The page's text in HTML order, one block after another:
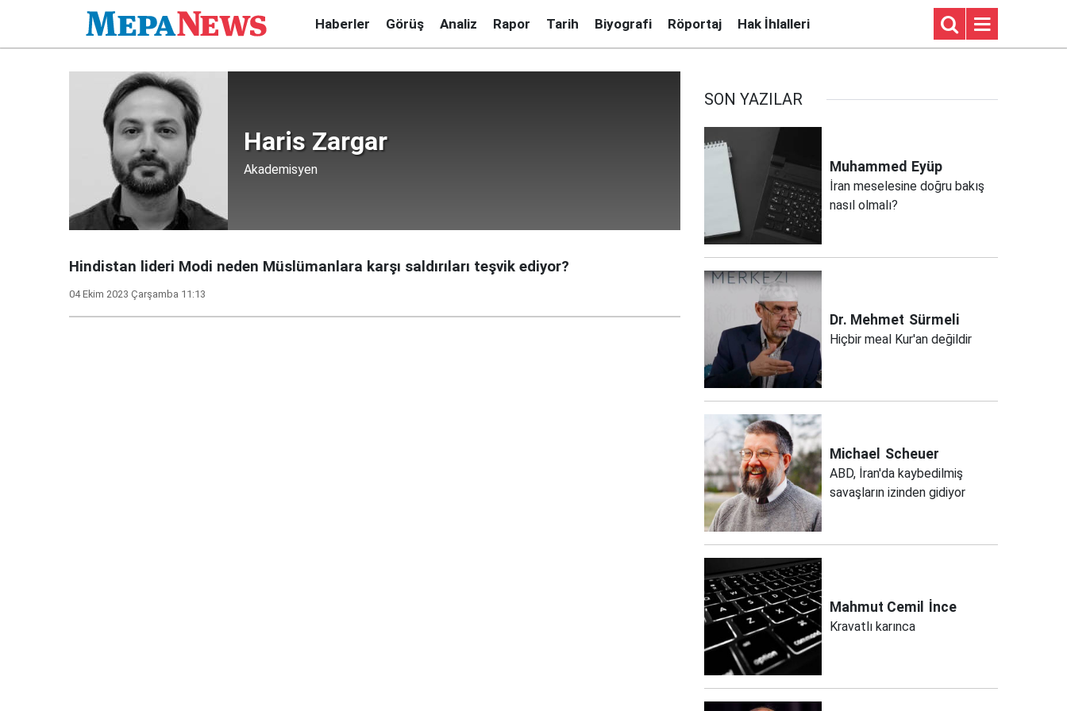
Haberler Görüş Analiz Rapor Tarih Biyografi Röportaj Hak İhlalleri
Haris Zargar
Akademisyen
Hindistan lideri Modi neden Müslümanlara karşı saldırıları teşvik ediyor?
04 Ekim 2023 Çarşamba 11:13
SON YAZILAR
Muhammed Eyüp
İran meselesine doğru bakış
nasıl olmalı?
Dr. Mehmet Sürmeli
Hiçbir meal Kur'an değildir
Michael Scheuer
ABD, İran'da kaybedilmiş
savaşların izinden gidiyor
Mahmut Cemil İnce
Kravatlı karınca